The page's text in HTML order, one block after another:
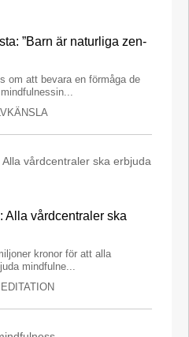
”Barn är naturliga zen-
om att bevara en förmåga de
Alla vårdcentraler ska
kronor för att alla
mindfulne...